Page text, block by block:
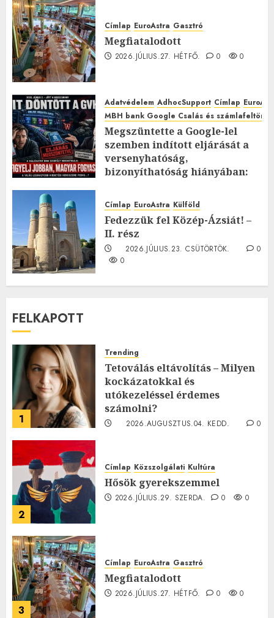
Címlap EuroAstra Gasztró
Megfiatalodott
2026.JÚLIUS.27. HÉTFŐ. 0 0
Adatvédelem AdhocSupport Címlap
MBH bank Google Csalás és
Megszüntette a Google-lel
szemben indított eljárását a
versenyhatóság,
bizonyíthatóság hiányában:
2026.JÚLIUS.23. CSÜTÖRTÖK.
0
Címlap EuroAstra Külföld
Fedezzük fel Közép-Ázsiát! –
II. rész
2026.JÚLIUS.23. CSÜTÖRTÖK.
0
0
FELKAPOTT
1
Trending
Tetoválás eltávolítás – Milyen
kockázatokkal és
utókezeléssel érdemes
számolni?
2026.AUGUSZTUS.04. KEDD.
0
2
Címlap Közszolgálati Kultúra
Hősök gyerekszemmel
2026.JÚLIUS.29. SZERDA. 0 0
3
Címlap EuroAstra Gasztró
Megfiatalodott
2026.JÚLIUS.27. HÉTFŐ. 0 0